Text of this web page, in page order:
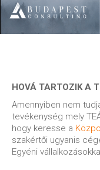
HOVÁ TARTOZIK A
Amennyiben nem
tevékenység mely
hogy keresse a
szakértői ugyanis
Egyéni